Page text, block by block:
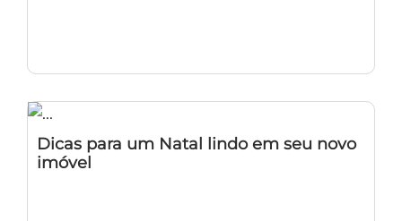
Dicas para um Natal lindo em seu novo
imóvel